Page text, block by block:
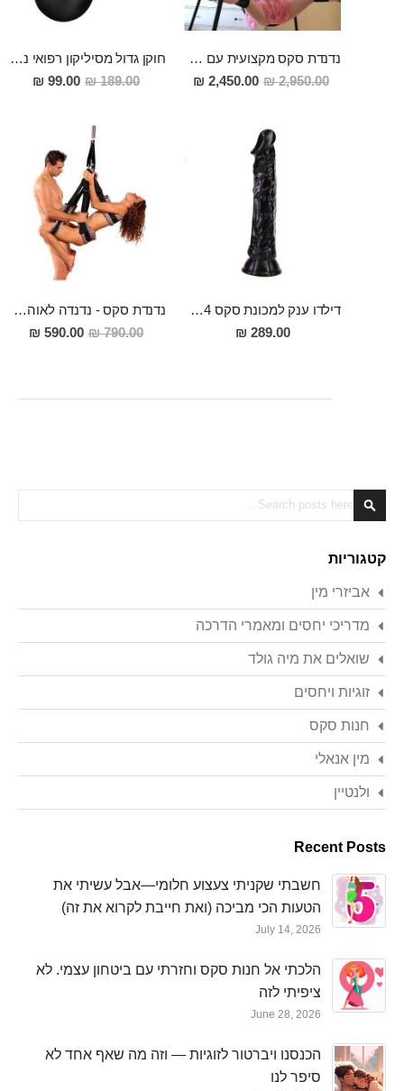
נדנדת סקס מקצועית עם סטנד ממתכת "Fantasy Swing"
2,950.00 ₪
מחיר
מבצע
2,450.00 ₪
חוקן גדול מסיליקון רפואי ניתן לשימוש גם כפלאג וגם כחרוזים אנאלים
189.00 ₪
מחיר
מבצע
99.00 ₪
דילדו ענק למכונת סקס 24 סמ אורך 4.5 סמ רוחב Knud
289.00 ₪
נדנדת סקס - נדנדה לאוהבים
790.00 ₪
מחיר
מבצע
590.00 ₪
Search
Search
קטגוריות
אביזרי מין
מדריכי יחסים ומאמרי הדרכה
שואלים את מיה גולד
זוגיות ויחסים
חנות סקס
מין אנאלי
ולנטיין
Recent Posts
חשבתי שקניתי צעצוע חלומי—אבל עשיתי את
הטעות הכי מביכה (ואת חייבת לקרוא את זה)
July 14, 2026
הלכתי אל חנות סקס וחזרתי עם ביטחון עצמי. לא
ציפיתי לזה
June 28, 2026
הכנסנו ויברטור לזוגיות — וזה מה שאף אחד לא
סיפר לנו